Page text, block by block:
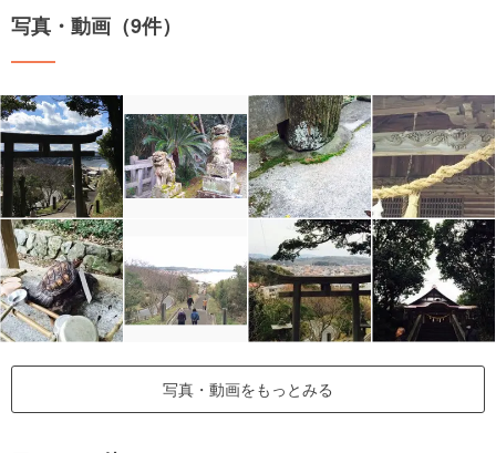
写真・動画（9件）
写真・動画をもっとみる